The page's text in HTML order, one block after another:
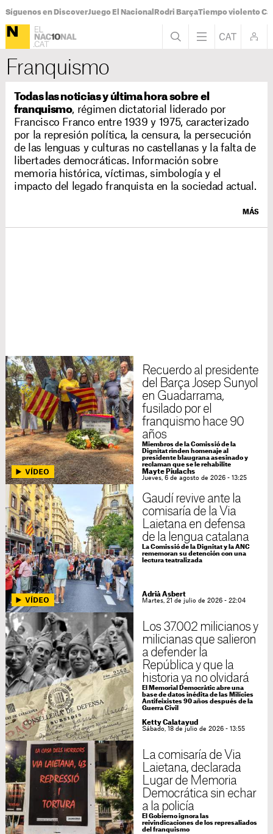
Síguenos en DiscoverJuego El Nacional Rodri BarçaTiempo violento
Franquismo
Todas las noticias y última hora sobre el
franquismo, régimen dictatorial liderado por
Francisco Franco entre 1939 y 1975, caracterizado
por la represión política, la censura, la persecución
de las lenguas y culturas no castellanas y la falta de
libertades democráticas. Información sobre
memoria histórica, víctimas, simbología y el
impacto del legado franquista en la sociedad actual.
MÁS
Recuerdo al presidente
del Barça Josep Sunyol
en Guadarrama,
fusilado por el
franquismo hace 90
años
Miembros de la Comissió de la
Dignitat rinden homenaje al
presidente blaugrana asesinado y
reclaman que se le rehabilite
Mayte Piulachs
Jueves, 6 de agosto de 2026 - 13:25
Gaudí revive ante la
comisaría de la Via
Laietana en defensa
de la lengua catalana
La Comissió de la Dignitat y la ANC
rememoran su detención con una
lectura teatralizada
Adrià Asbert
Martes, 21 de julio de 2026 - 22:04
Los 37.002 milicianos y
milicianas que salieron
a defender la
República y que la
historia ya no olvidará
El Memorial Democràtic abre una
base de datos inédita de las Milícies
Antifeixistes 90 años después de la
Guerra Civil
Ketty Calatayud
Sábado, 18 de julio de 2026 - 13:55
La comisaría de Via
Laietana, declarada
Lugar de Memoria
Democrática sin echar
a la policía
El Gobierno ignora las
reivindicaciones de los represaliados
del franquismo